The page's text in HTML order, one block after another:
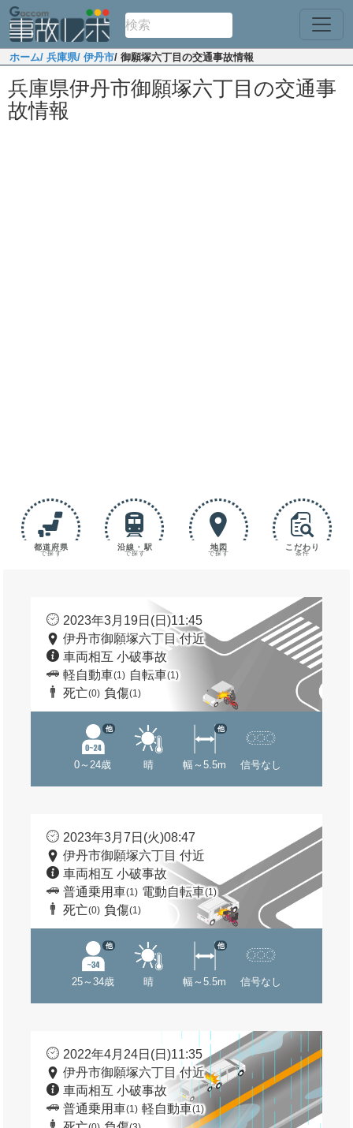
ホーム/ 兵庫県/ 伊丹市/ 御願塚六丁目の交通事故情報
兵庫県伊丹市御願塚六丁目の交通事
故情報
都道府県
で探す
沿線・駅
で探す
地図
で探す
こだわり
条件
2023年3月19日(日)11:45
伊丹市御願塚六丁目 付近
車両相互 小破事故
軽自動車(1) 自転車(1)
死亡(0) 負傷(1)
0～24歳
他
晴 幅～5.5m
他
信号なし
2023年3月7日(火)08:47
伊丹市御願塚六丁目 付近
車両相互 小破事故
普通乗用車(1) 電動自転車(1)
死亡(0) 負傷(1)
25～34歳
他
晴 幅～5.5m
他
信号なし
2022年4月24日(日)11:35
伊丹市御願塚六丁目 付近
車両相互 小破事故
普通乗用車(1) 軽自動車(1)